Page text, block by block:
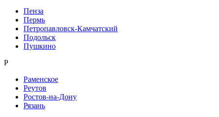
Пенза
Пермь
Петропавловск-Камчатский
Подольск
Пушкино
Р
Раменское
Реутов
Ростов-на-Дону
Рязань